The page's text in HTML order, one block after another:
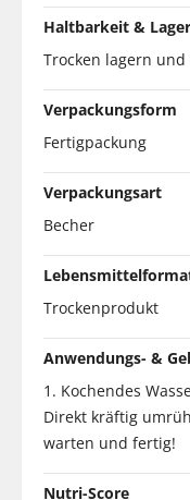
Haltbarkeit &
Trocken lagern
Verpackungsform
Fertigpackung
Verpackungsart
Becher
Trockenprodukt
Anwendungs- &
1. Kochendes
Direkt kräftig
warten und fertig!
Nutri-Score